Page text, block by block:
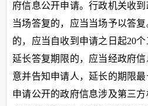
府信息公开申请。行政机关收
当场答复的，应当当场予以答
的，应当自收到申请之日起20
延长答复期限的，应当经政府
意并告知申请人，延长的期限最
申请公开的政府信息涉及第三